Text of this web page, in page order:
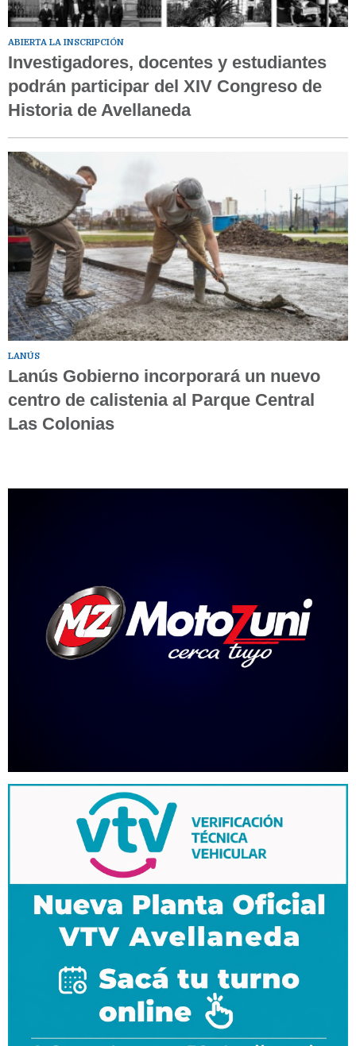
ABIERTA LA INSCRIPCIÓN
Investigadores, docentes y estudiantes
podrán participar del XIV Congreso de
Historia de Avellaneda
LANÚS
Lanús Gobierno incorporará un nuevo
centro de calistenia al Parque Central
Las Colonias